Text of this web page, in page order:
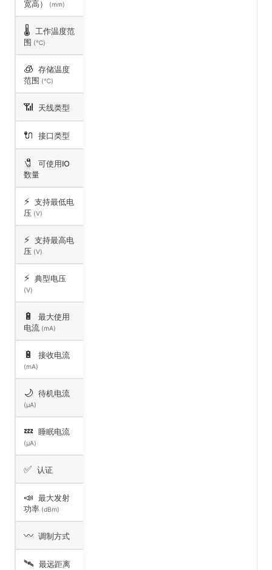
宽高） (mm)
🌡️
工作温度范
围 (℃)
🧊 存储温度
范围 (℃)
📶 天线类型
🔌 接口类型
🧷
可使用IO
数量
⚡ 支持最低电
压 (V)
⚡ 支持最高电
压 (V)
⚡ 典型电压
(V)
🔋
最大使用
电流 (mA)
🔋 接收电流
(mA)
🌙 待机电流
(μA)
💤 睡眠电流
(μA)
✅ 认证
📣 最大发射
功率 (dBm)
〰️ 调制方式
🛰️ 最远距离